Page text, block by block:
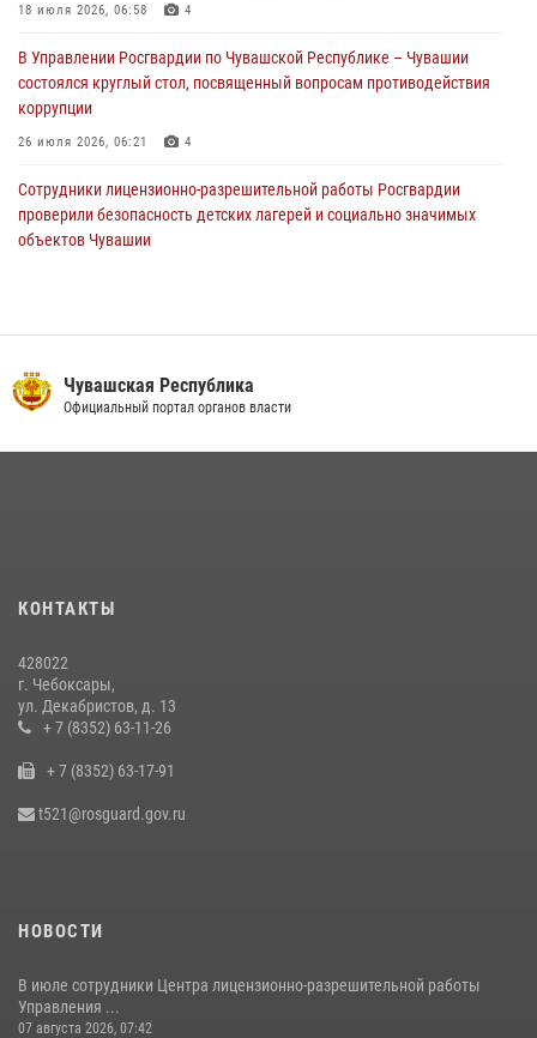
поздравил специалистов подразделений тыла с профессиональным
01 августа 2026, 00:01
18 июля 2026, 06:58 4
В Управлении Росгвардии по Чувашской Республике – Чувашии
состоялся круглый стол, посвященный вопросам противодействия
коррупции
26 июля 2026, 06:21 4
Сотрудники лицензионно-разрешительной работы Росгвардии
проверили безопасность детских лагерей и социально значимых
объектов Чувашии
14 июля 2026, 13:09 3
программы «Время СВОих» на Национальном телевидении Чувашии
27 июля 2026, 05:05
В преддверии сезона охоты Управление Росгвардии по Чувашской
Республике напоминает о правилах обращения с оружием
16 июля 2026, 12:46
Офицер СОБР «Искра» завоевал серебряную медаль на чемпионате
Чувашская Республика
Официальный портал органов власти
КОНТАКТЫ
428022
г. Чебоксары,
ул. Декабристов, д. 13
+ 7 (8352) 63-11-26
+ 7 (8352) 63-17-91
t521@rosguard.gov.ru
НОВОСТИ
В июле сотрудники Центра лицензионно-разрешительной работы
Управления ...
07 августа 2026, 07:42